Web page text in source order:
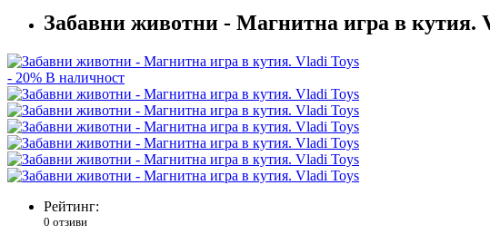
Забавни животни - Магнитна игра в кутия.
- 20% В наличност
Рейтинг:
0 отзиви